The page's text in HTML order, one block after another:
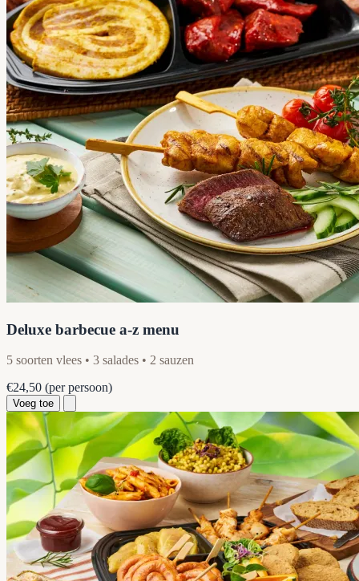
Deluxe barbecue a-z menu
5 soorten vlees • 3 salades • 2 sauzen
€24,50 (per persoon)
Voeg toe